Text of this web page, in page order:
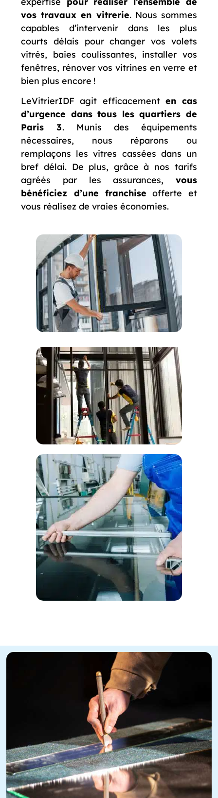
vos travaux en vitrerie. Nous sommes
capables d’intervenir dans les plus
courts délais pour changer vos volets
vitrés, baies coulissantes, installer vos
fenêtres, rénover vos vitrines en verre et
bien plus encore !
LeVitrierIDF agit efficacement en cas
d’urgence dans tous les quartiers de
Paris 3. Munis des équipements
nécessaires, nous réparons ou
remplaçons les vitres cassées dans un
bref délai. De plus, grâce à nos tarifs
agréés par les assurances, vous
bénéficiez d’une franchise offerte et
vous réalisez de vraies économies.